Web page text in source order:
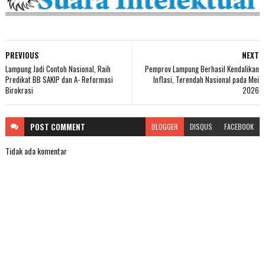
NEXT
Pemprov Lampung Berhasil Kendalikan
Inflasi, Terendah Nasional pada Mei
2026
PREVIOUS
Lampung Jadi Contoh Nasional, Raih
Predikat BB SAKIP dan A- Reformasi
Birokrasi
POST COMMENT BLOGGER DISQUS FACEBOOK
Tidak ada komentar